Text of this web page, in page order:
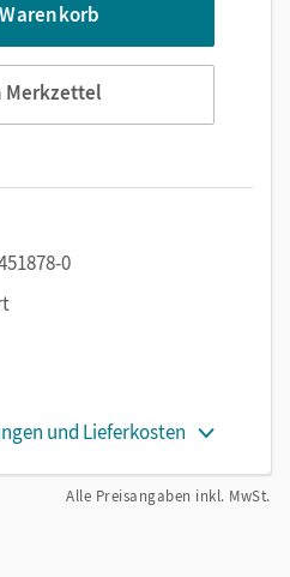
Merkzettel
0
und Lieferkosten
Alle Preisangaben inkl. MwSt.